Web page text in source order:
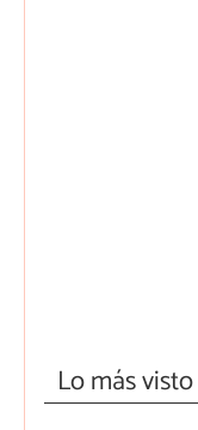
Lo más visto